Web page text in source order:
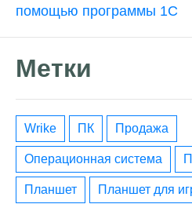
помощью программы 1С
Метки
wrike ПК Продажа
операционная система
планшет планшет для